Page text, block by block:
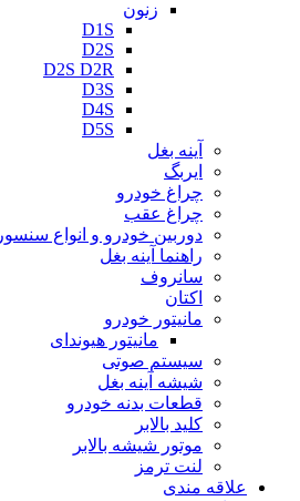
زنون
D1S
D2S
D2S D2R
D3S
D4S
D5S
آینه بغل
ایربگ
چراغ خودرو
چراغ عقب
دوربین خودرو و انواع سنسور
راهنما آینه بغل
سانروف
اکتان
مانیتور خودرو
مانیتور هیوندای
سیستم صوتی
شیشه آینه بغل
قطعات بدنه خودرو
کلید بالابر
موتور شیشه بالابر
لنت ترمز
علاقه مندی